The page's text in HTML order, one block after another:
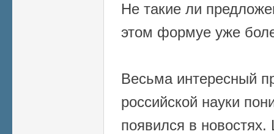
Не такие ли
этом формуе уже
Весьма интересный
российской науки
появился в